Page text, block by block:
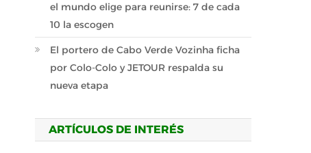
el mundo elige para reunirse: 7 de cada
10 la escogen
El portero de Cabo Verde Vozinha ficha
por Colo-Colo y JETOUR respalda su
nueva etapa
ARTÍCULOS DE INTERÉS